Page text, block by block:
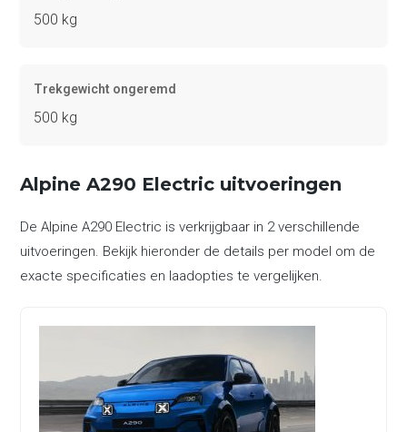
500 kg
Trekgewicht ongeremd
500 kg
Alpine A290 Electric uitvoeringen
De Alpine A290 Electric is verkrijgbaar in 2 verschillende
uitvoeringen. Bekijk hieronder de details per model om de
exacte specificaties en laadopties te vergelijken.